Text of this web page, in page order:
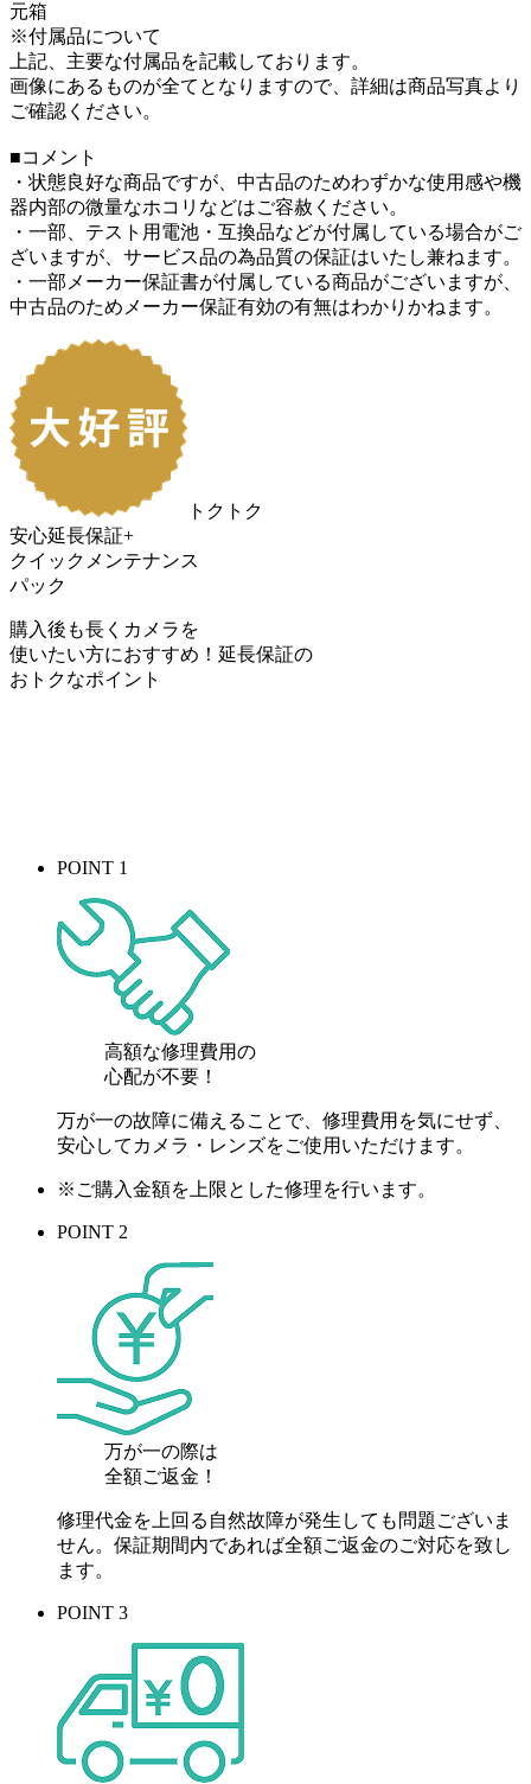
元箱
※付属品について
上記、主要な付属品を記載しております。
画像にあるものが全てとなりますので、詳細は商品写真より
ご確認ください。
■コメント
・状態良好な商品ですが、中古品のためわずかな使用感や機
器内部の微量なホコリなどはご容赦ください。
・一部、テスト用電池・互換品などが付属している場合がご
ざいますが、サービス品の為品質の保証はいたし兼ねます。
・一部メーカー保証書が付属している商品がございますが、
中古品のためメーカー保証有効の有無はわかりかねます。
トクトク
安心延長保証+
クイックメンテナンス
パック
購入後も長くカメラを
使いたい方におすすめ！ 延長保証の
おトクなポイント
POINT 1
高額な修理費用の
心配が不要！
万が一の故障に備えることで、修理費用を気にせず、
安心してカメラ・レンズをご使用いただけます。
※ご購入金額を上限とした修理を行います。
POINT 2
万が一の際は
全額ご返金！
修理代金を上回る自然故障が発生しても問題ございま
せん。保証期間内であれば全額ご返金のご対応を致し
ます。
POINT 3